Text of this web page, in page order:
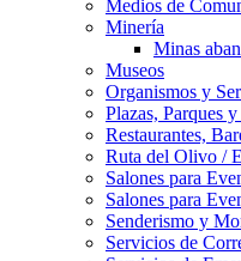
Medios de
Minería
Minas
Museos
Organismos y
Plazas, Parques y
Restaurantes,
Ruta del Olivo /
Salones para
Salones para
Senderismo y
Servicios de